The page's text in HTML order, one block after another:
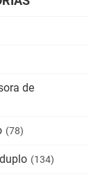
de
(78)
(134)